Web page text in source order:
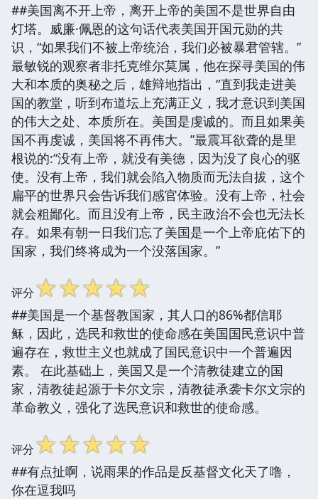
##美国离不开上帝，离开上帝的美国不是世界自由
灯塔。威廉·佩恩的这句话代表美国开国元勋的共
识，“如果我们不被上帝统治，我们必被暴君管辖。”
最敏锐的观察者非托克维尔莫属，他在探寻美国的伟
大和本质的奥秘之后，雄辩地指出，“直到我走进美
国的教堂，听到布道坛上充满正义，我才意识到美国
的伟大之处、本质所在。美国是虔诚的。而且如果美
国不再虔诚，美国将不再伟大。”最震耳欲聋的是里
根说的:“没有上帝，就没有美德，因为没了良心的驱
使。没有上帝，我们就会陷入物质而无法自拔，这个
扁平的世界只会告诉我们感官体验。没有上帝，社会
就会粗鄙化。而且没有上帝，民主政治不会也无法长
存。如果有朝一日我们忘了美国是一个上帝庇佑下的
国家，我们终将成为一个没落国家。”
评分☆☆☆☆☆
##美国是一个基督教国家，其人口的86%都信耶
稣，因此，选民和救世的使命感在美国国民意识中普
遍存在，救世主义也就成了国民意识中一个普遍因
素。 在此基础上，美国又是一个清教徒建立的国
家，清教徒起源于卡尔文宗，清教徒承袭卡尔文宗的
革命教义，强化了选民意识和救世的使命感。
评分☆☆☆☆☆
##有点扯啊，说雨果的作品是反基督文化天了噜，
你在逗我吗